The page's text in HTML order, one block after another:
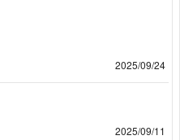
2025/09/24
2025/09/11